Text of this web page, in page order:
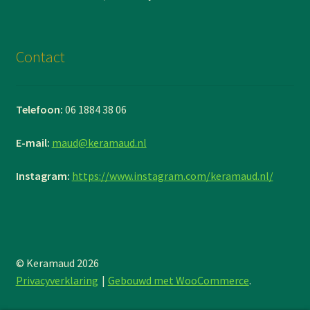
Contact
Telefoon: 06 1884 38 06
E-mail: maud@keramaud.nl
Instagram: https://www.instagram.com/keramaud.nl/
© Keramaud 2026
Privacyverklaring
Gebouwd met WooCommerce.